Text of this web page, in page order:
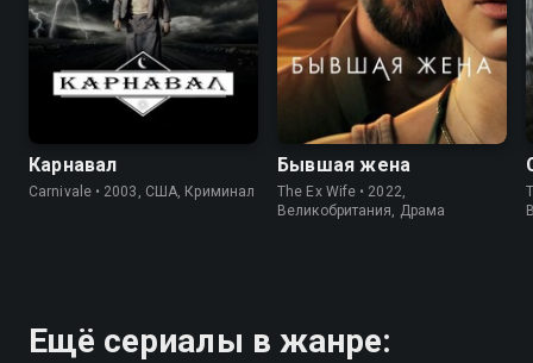
7.7 8.4
Карнавал
Carnivale • 2003, США, Криминал
6.4
Бывшая жена
The Ex Wife • 2022,
Великобритания, Драма
Ещё сериалы в жанре: